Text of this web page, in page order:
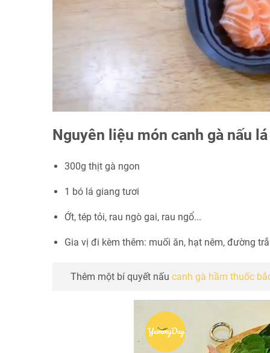
Nguyên liệu món canh gà nấu
300g thịt gà ngon
1 bó lá giang tươi
Ớt, tép tỏi, rau ngò gai, rau ngổ...
Gia vị đi kèm thêm: muối ăn, hạt nêm, đường
Thêm một bí quyết nấu canh gà hầm thuốc